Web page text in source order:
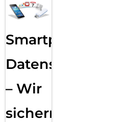
Smartphone
Datensicherung
– Wir
sichern